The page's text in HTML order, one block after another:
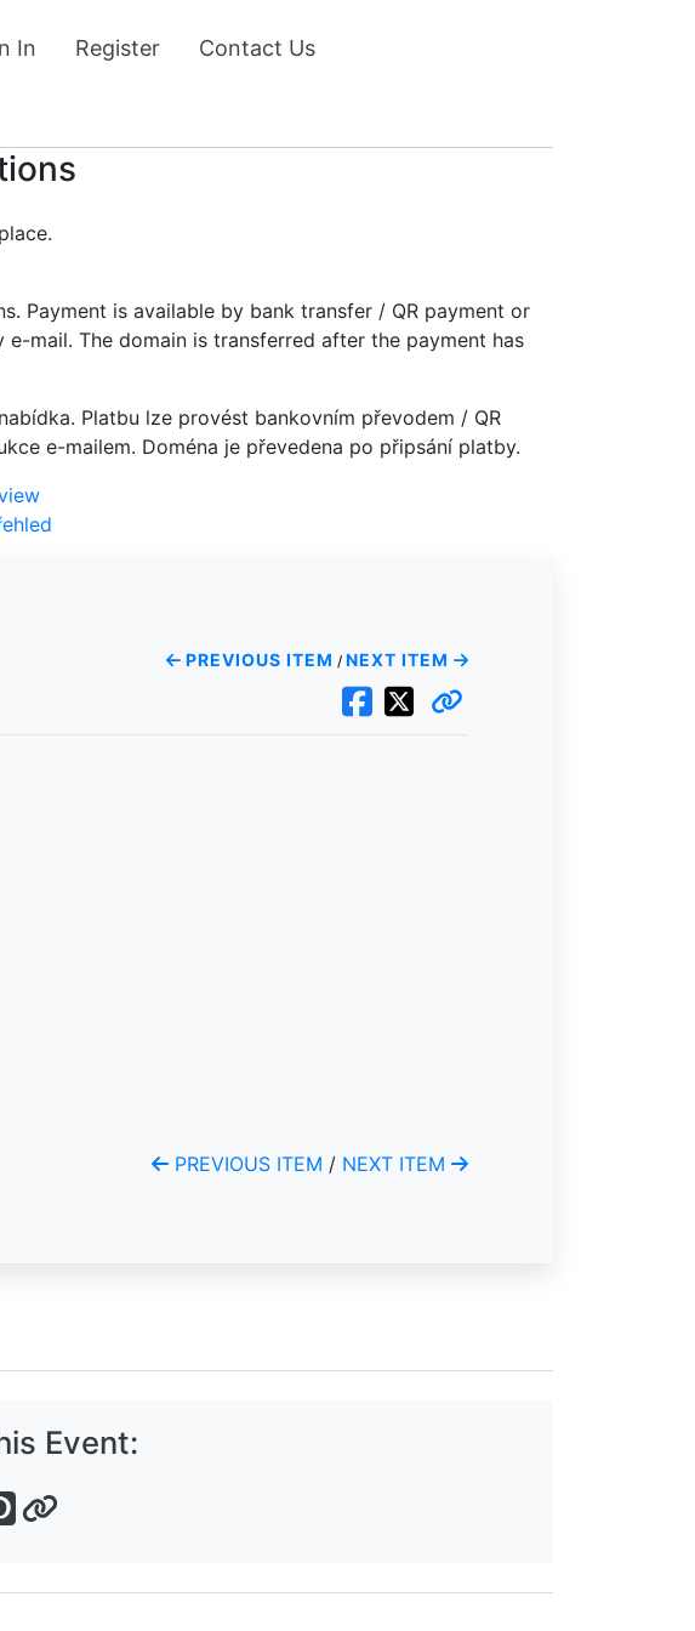
In Register Contact Us
Payment is available by bank transfer / QR payment or
mail. The domain is transferred after the payment has
Platbu lze provést bankovním převodem / QR
e-mailem. Doména je převedena po připsání platby.
PREVIOUS ITEM / NEXT ITEM
PREVIOUS ITEM / NEXT ITEM
Event: